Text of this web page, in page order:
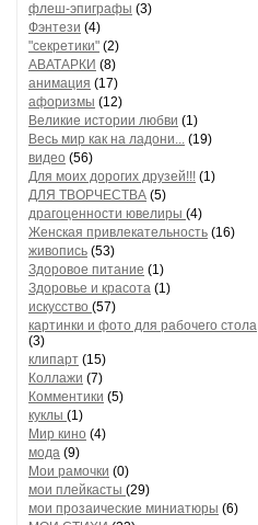
флеш-эпиграфы (3)
Фэнтези (4)
"секретики" (2)
АВАТАРКИ (8)
анимация (17)
афоризмы (12)
Великие истории любви (1)
Весь мир как на ладони... (19)
видео (56)
Для моих дорогих друзей!!! (1)
ДЛЯ ТВОРЧЕСТВА (5)
драгоценности ювелиры (4)
Женская привлекательность (16)
живопись (53)
Здоровое питание (1)
Здоровье и красота (1)
искусство (57)
картинки и фото для рабочего стола
(3)
клипарт (15)
Коллажи (7)
Комментики (5)
куклы (1)
Мир кино (4)
мода (9)
Мои рамочки (0)
мои плейкасты (29)
мои прозаические миниатюры (6)